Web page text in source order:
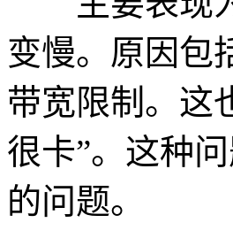
变慢。原因包
带宽限制。这
很卡”。这种
的问题。